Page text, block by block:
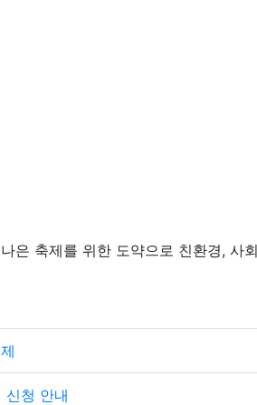
은 축제를 위한 도약으로 친환경, 사
신청 안내